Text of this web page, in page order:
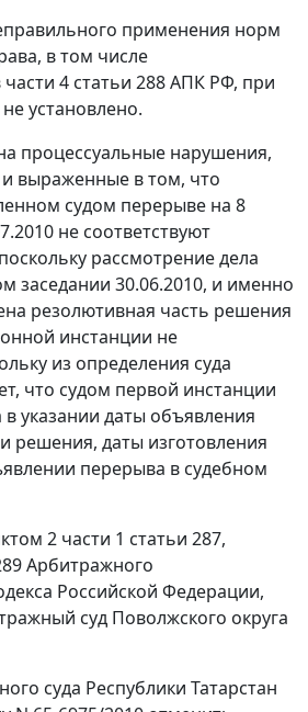
применения норм
в том числе
части 4 статьи 288АПК РФ, при
установлено.
процессуальные нарушения,
выраженные в том, что
судом перерыве на 8
не соответствуют
рассмотрение дела
заседании 30.06.2010, и именно
резолютивная часть решения
инстанции не
из определения суда
что судом первой инстанции
указании даты объявления
решения, даты изготовления
перерыва в судебном
2 части 1 статьи 287,
Арбитражного
Российской Федерации,
суд Поволжского округа
суда Республики Татарстан